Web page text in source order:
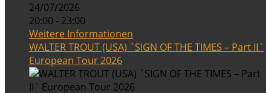
24/07/2026
20:00 - 23:00
Weitere Informationen
WALTER TROUT (USA) `SIGN OF THE TIMES – Part II`
European Tour 2026